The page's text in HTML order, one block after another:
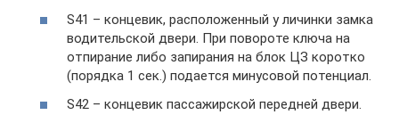
S41 – концевик, расположенный у личинки замка
водительской двери. При повороте ключа на
отпирание либо запирания на блок ЦЗ коротко
(порядка 1 сек.) подается минусовой потенциал.
S42 – концевик пассажирской передней двери.